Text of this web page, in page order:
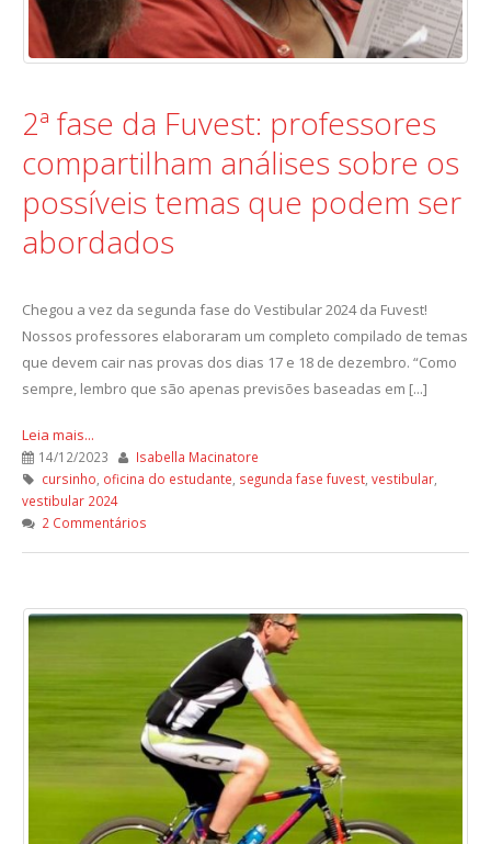
2ª fase da Fuvest: professores
compartilham análises sobre os
possíveis temas que podem ser
abordados
Chegou a vez da segunda fase do Vestibular 2024 da Fuvest!
Nossos professores elaboraram um completo compilado de temas
que devem cair nas provas dos dias 17 e 18 de dezembro. “Como
sempre, lembro que são apenas previsões baseadas em [...]
Leia mais...
14/12/2023
Isabella Macinatore
cursinho oficina do estudante segunda fase fuvest, vestibular,
vestibular 2024
2 Commentários